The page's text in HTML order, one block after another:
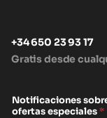
+34 650 23 93 17
Gratis desde
Notificaciones
ofertas especiales*